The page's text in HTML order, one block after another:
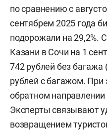
по сравнению с
сентябрем 2025 года
подорожали на 29,2%.
Казани в Сочи на 1
742 рублей без багажа
рублей с багажом. При
обратном направлении
Эксперты связывают
возвращением